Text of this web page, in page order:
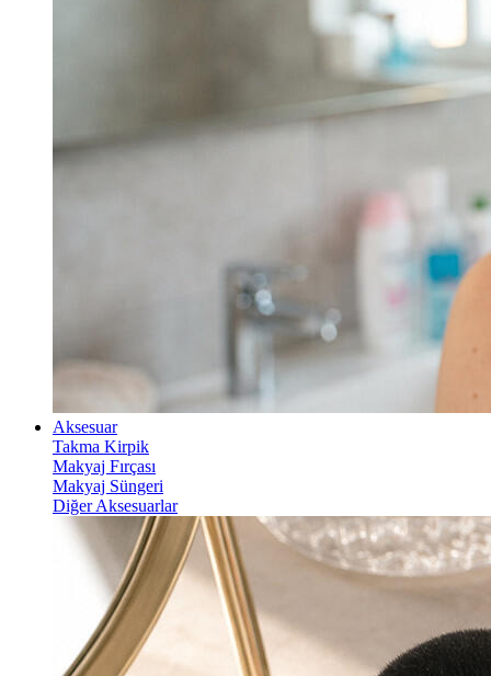
Aksesuar
Takma Kirpik
Makyaj Fırçası
Makyaj Süngeri
Diğer Aksesuarlar